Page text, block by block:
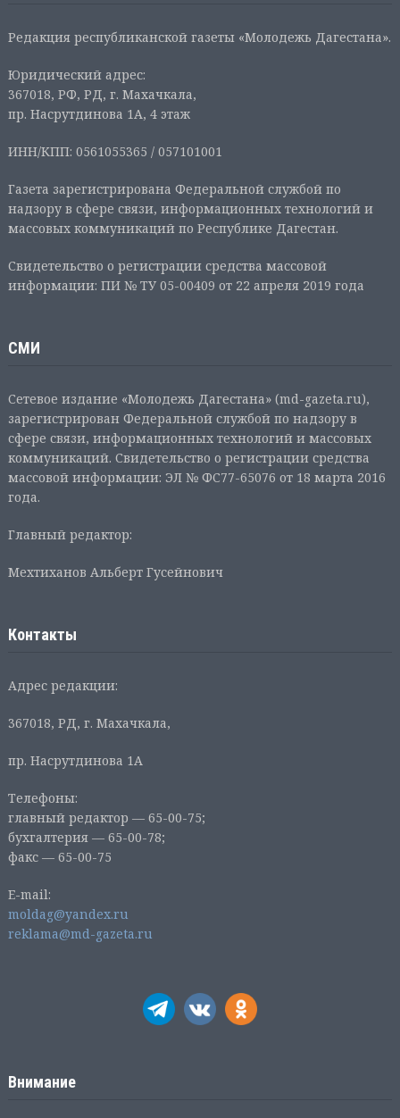
Редакция республиканской газеты «Молодежь Дагестана».
Юридический адрес:
367018, РФ, РД, г. Махачкала,
пр. Насрутдинова 1А, 4 этаж
ИНН/КПП: 0561055365 / 057101001
Газета зарегистрирована Федеральной службой по
надзору в сфере связи, информационных технологий и
массовых коммуникаций по Республике Дагестан.
Свидетельство о регистрации средства массовой
информации: ПИ № ТУ 05-00409 от 22 апреля 2019 года
СМИ
Сетевое издание «Молодежь Дагестана» (md-gazeta.ru),
зарегистрирован Федеральной службой по надзору в
сфере связи, информационных технологий и массовых
коммуникаций. Свидетельство о регистрации средства
массовой информации: ЭЛ № ФС77-65076 от 18 марта 2016
года.
Главный редактор:
Мехтиханов Альберт Гусейнович
Контакты
Адрес редакции:
367018, РД, г. Махачкала,
пр. Насрутдинова 1А
Телефоны:
главный редактор — 65-00-75;
бухгалтерия — 65-00-78;
факс — 65-00-75
E-mail:
moldag@yandex.ru
reklama@md-gazeta.ru
Внимание